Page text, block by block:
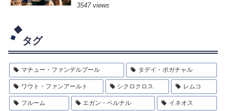
3547 views
タグ
マチュー・ファンデルプール タデイ・ポガチャル
ワウト・ファンアールト シクロクロス レムコ
フルーム エガン・ベルナル イネオス